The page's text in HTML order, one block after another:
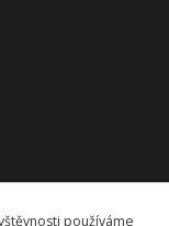
používáme